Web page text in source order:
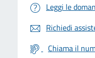
Leggi le
Richiedi
Chiama il